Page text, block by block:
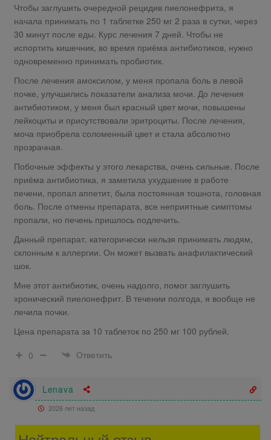
Чтобы заглушить очередной рецидив пиелонефрита, я
начала принимать по 1 таблетке 250 мг 2 раза в сутки, через
30 минут после еды. Курс лечения 7 дней. Чтобы не
испортить кишечник, во время приёма антибиотиков, нужно
одновременно принимать пробиотик.
После лечения амоксилом, у меня пропала боль в левой
почке, улучшились показатели анализа мочи. До лечения
антибиотиком, у меня был красный цвет мочи, повышены
лейкоциты и присутствовали эритроциты. После лечения,
моча приобрела соломенный цвет и стала абсолютно
прозрачная.
Побочные эффекты у этого лекарства, очень сильные. После
приёма антибиотика, я заметила ухудшение в работе
печени, пропал аппетит, была постоянная тошнота, головная
боль. После отмены препарата, все неприятные симптомы
пропали, но печень пришлось подлечить.
Данный препарат, категорически нельзя принимать людям,
склонным к аллергии. Он может вызвать анафилактический
шок.
Мне этот антибиотик, очень надолго, помог заглушить
хронический пиелонефрит. В течении полгода, я вообще не
лечила почки.
Цена препарата за 10 таблеток по 250 мг 100 рублей.
0
Ответить
Lenava
2026 лет назад